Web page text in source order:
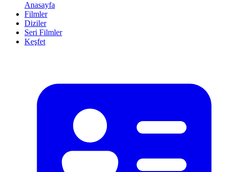
Anasayfa
Filmler
Diziler
Seri Filmler
Keşfet